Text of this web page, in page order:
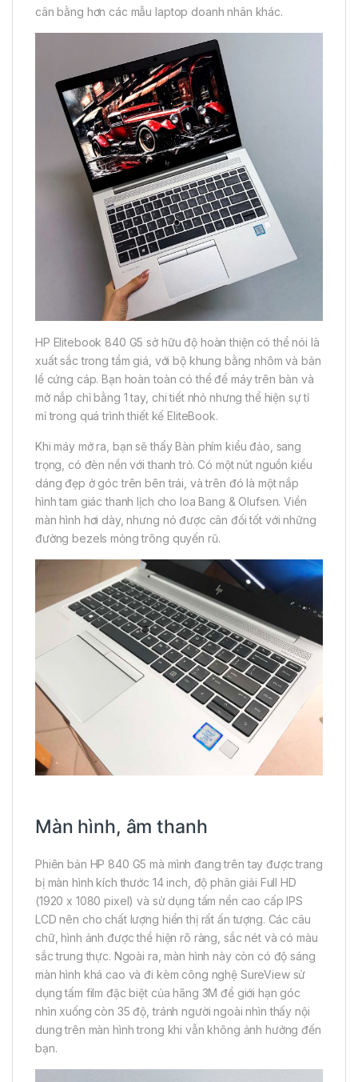
cân bằng hơn các mẫu laptop doanh nhân khác.
HP Elitebook 840 G5 sở hữu độ hoàn thiện có thể nói là
xuất sắc trong tầm giá, với bộ khung bằng nhôm và bản
lề cứng cáp. Bạn hoàn toàn có thể để máy trên bàn và
mở nắp chỉ bằng 1 tay, chi tiết nhỏ nhưng thể hiện sự tỉ
mỉ trong quá trình thiết kế EliteBook.
Khi máy mở ra, bạn sẽ thấy Bàn phím kiểu đảo, sang
trọng, có đèn nền với thanh trỏ. Có một nút nguồn kiểu
dáng đẹp ở góc trên bên trái, và trên đó là một nắp
hình tam giác thanh lịch cho loa Bang & Olufsen. Viền
màn hình hơi dày, nhưng nó được cân đối tốt với những
đường bezels mỏng trông quyến rũ.
Màn hình, âm thanh
Phiên bản HP 840 G5 mà mình đang trên tay được trang
bị màn hình kích thước 14 inch, độ phân giải Full HD
(1920 x 1080 pixel) và sử dụng tấm nền cao cấp IPS
LCD nên cho chất lượng hiển thị rất ấn tượng. Các câu
chữ, hình ảnh được thể hiện rõ ràng, sắc nét và có màu
sắc trung thực. Ngoài ra, màn hình này còn có độ sáng
màn hình khá cao và đi kèm công nghệ SureView sử
dụng tấm film đặc biệt của hãng 3M để giới hạn góc
nhìn xuống còn 35 độ, tránh người ngoài nhìn thấy nội
dung trên màn hình trong khi vẫn không ảnh hưởng đến
bạn.